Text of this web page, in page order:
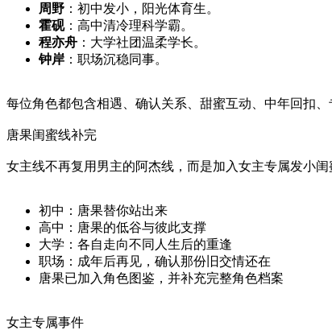
周野 ：初中发小，阳光体育生。
霍砚：高中清冷理科学霸。
程亦舟 ：大学社团温柔学长。
钟岸 ：职场沉稳同事。
每位角色都包含相遇、确认关系、甜蜜互动、中年回扣、
唐果闺蜜线补完
女主线不再复用男主的阿杰线，而是加入女主专属发小闺
初中：唐果替你站出来
高中：唐果的低谷与彼此支撑
大学：各自走向不同人生后的重逢
职场：成年后再见，确认那份旧交情还在
唐果已加入角色图鉴，并补充完整角色档案
女主专属事件